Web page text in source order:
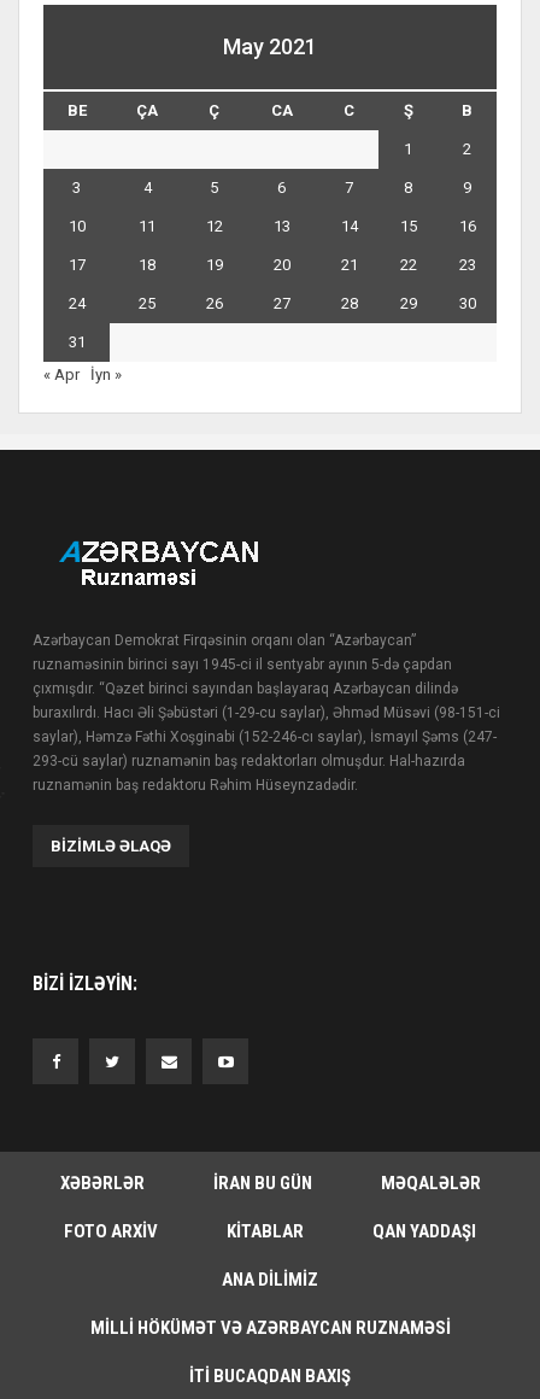
May 2021
BE ÇA Ç CA C Ş B
1 2
3 4 5 6 7 8 9
10 11 12 13 14 15 16
17 18 19 20 21 22 23
24 25 26 27 28 29 30
31
« Apr
İyn »
Azərbaycan Demokrat Firqəsinin orqanı olan “Azərbaycan”
ruznaməsinin birinci sayı 1945-ci il sentyabr ayının 5-də çapdan
çıxmışdır. “Qəzet birinci sayından başlayaraq Azərbaycan dilində
buraxılırdı. Hacı Əli Şəbüstəri (1-29-cu saylar), Əhməd Müsəvi (98-151-ci
saylar), Həmzə Fəthi Xoşginabi (152-246-cı saylar), İsmayıl Şəms (247-
293-cü saylar) ruznamənin baş redaktorları olmuşdur. Hal-hazırda
ruznamənin baş redaktoru Rəhim Hüseynzadədir.
BIZIMLƏ ƏLAQƏ
BIZI IZLƏYIN:
XƏBƏRLƏR İRAN BU GÜN MƏQALƏLƏR
FOTO ARXIV KITABLAR QAN YADDAŞI
ANA DILIMIZ
MILLI HÖKÜMƏT VƏ AZƏRBAYCAN RUZNAMƏSI
İTI BUCAQDAN BAXIŞ